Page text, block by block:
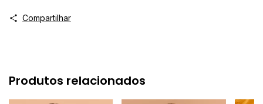
Compartilhar
Produtos relacionados